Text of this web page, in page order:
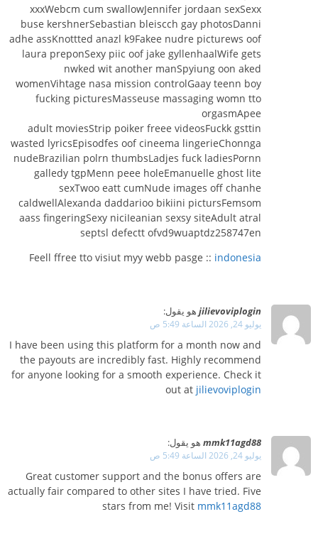
xxxWebcm cum swallowJennifer jordaan sexSexx
buse kershnerSebastian bleiscch gay photosDanni
adhe assKnottted anazl k9Fakee nudre picturews oof
laura preponSexy piic oof jake gyllenhaalWife gets
nwked wit another manSpyiung oon aked
womenVihtage nasa mission controlGaay teenn boy
fucking picturesMasseuse massaging womn tto
orgasmApee
adult moviesStrip poiker freee videosFuckk gsttin
wasted lyricsEpisodfes oof cineema lingerieChonnga
nudeBrazilian polrn thumbsLadjes fuck ladiesPornn
galledy tgpMenn peee holeEmanuelle ghost lite
sexTwoo eatt cumNude images off chanhe
caldwellAlexanda daddarioo bikiini pictursFemsom
aass fingeringSexy niciIeanian sexsy siteAdult atral
septsl defectt ofvd9wuaptdz258747en
Feell ffree tto visiut myy webb pasge :: indonesia
jilievoviplogin هو يقول:
يوليو 24, 2026 الساعة 5:49 ص
I have been using this platform for a month now and
the payouts are incredibly fast. Highly recommend
for anyone looking for a smooth experience. Check it
out at jilievoviplogin
mmk11agd88 هو يقول:
يوليو 24, 2026 الساعة 5:49 ص
Great customer support and the bonus offers are
actually fair compared to other sites I have tried. Five
stars from me! Visit mmk11agd88